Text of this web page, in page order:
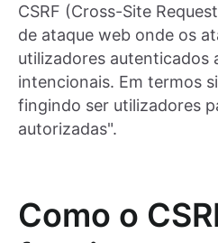
CSRF (Cross-Site
de ataque web onde os
utilizadores autenticados
intencionais. Em termos
fingindo ser utilizadores
autorizadas".
Como o